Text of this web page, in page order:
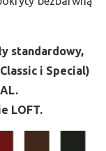
standardowy,
i Special)
LOFT.